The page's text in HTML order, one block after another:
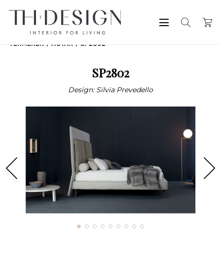
TERMÉKEK ÁGYAK SP2802
SP2802
Design: Silvia Prevedello